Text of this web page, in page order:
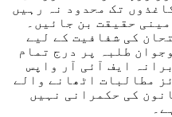
تک محدود نہ رہیں
حقیقت بن جائیں۔
کی شفافیت کے لیے
طلبہ پر درج تمام
ایف آئی آر واپس
مطالبات اٹھانے والے
کی حکمرانی نہیں